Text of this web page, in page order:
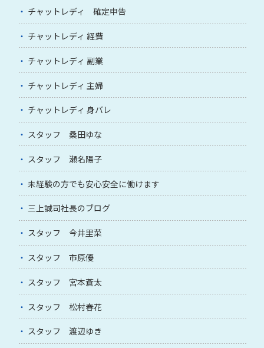
チャットレディ 確定申告
チャットレディ 経費
チャットレディ 副業
チャットレディ 主婦
チャットレディ 身バレ
スタッフ 桑田ゆな
スタッフ 瀬名陽子
未経験の方でも安心安全に働けます
三上誠司社長のブログ
スタッフ 今井里菜
スタッフ 市原優
スタッフ 宮本蒼太
スタッフ 松村春花
スタッフ 渡辺ゆき